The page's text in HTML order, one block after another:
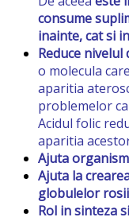
consume
inainte, cat si
Reduce
o molecula
aparitia
problemelor
Acidul folic
aparitia
Ajuta
Ajuta la
globulelor rosii
Rol in sinteza